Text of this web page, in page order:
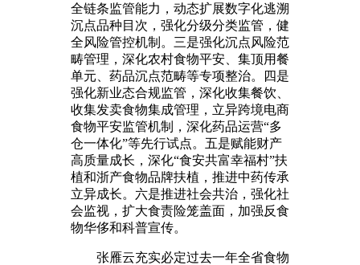
全链条监管能力，动态扩展数字化逃溯
沉点品种目次，强化分级分类监管，健
全风险管控机制。三是强化沉点风险范
畴管理，深化农村食物平安、集顶用餐
单元、药品沉点范畴等专项整治。四是
强化新业态合规监管，深化收集餐饮、
收集发卖食物集成管理，立异跨境电商
食物平安监管机制，深化药品运营“多
仓一体化”等先行试点。五是赋能财产
高质量成长，深化“食安共富幸福村”扶
植和浙产食物品牌扶植，推进中药传承
立异成长。六是推进社会共治，强化社
会监视，扩大食责险笼盖面，加强反食
物华侈和科普宣传。
张雁云充实必定过去一年全省食物